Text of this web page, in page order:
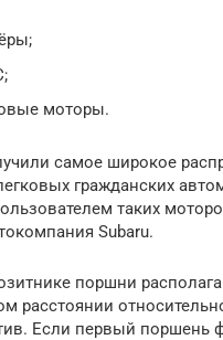
моторы.
самое широкое
гражданских
таких
Subaru.
поршни
расстоянии
Если первый поршень